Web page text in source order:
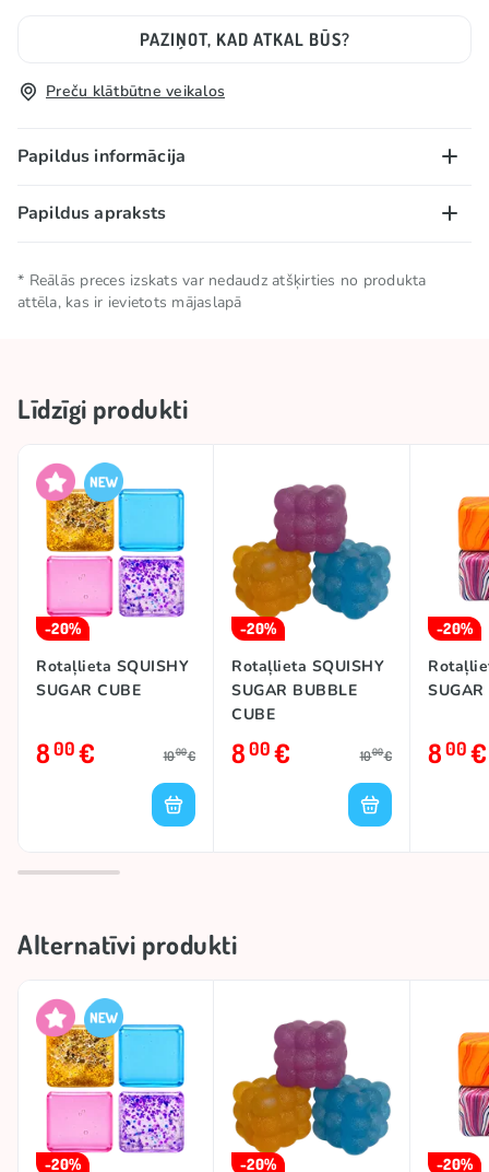
PAZIŅOT, KAD ATKAL BŪS?
Preču klātbūtne veikalos
Papildus informācija
Kolekcijas
#trend SQUISHIES
Papildus apraksts
līdz 3 gadu vecumam.
Šī rotaļlieta nav pārtika vai pārtikas produkts. Neēst.
* Reālās preces izskats var nedaudz atšķirties no produkta
attēla, kas ir ievietots mājaslapā
Līdzīgi produkti
-20%
Rotaļlieta SQUISHY
SUGAR CUBE
800€ 1000€
-20%
Rotaļlieta SQUISHY
SUGAR BUBBLE
CUBE
800€ 1000€
-20%
800€
Alternatīvi produkti
-20% -20% -20%